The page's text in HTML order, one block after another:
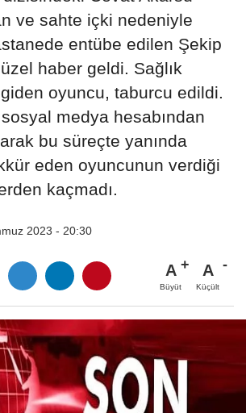
ve sahte içki nedeniyle
entübe edilen Şekip
haber geldi. Sağlık
oyuncu, taburcu edildi.
medya hesabından
bu süreçte yanında
eden oyuncunun verdiği
kaçmadı.
2023 - 20:30
A
Büyüt
A
Küçült